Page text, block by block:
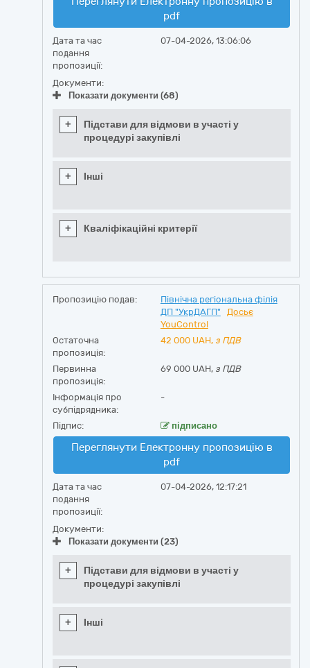
pdf
Дата та час
подання
пропозиції:
07-04-2026, 13:06:06
Документи:
Показати документи (68)
+
Підстави для відмови в участі у
процедурі закупівлі
+ Інші
+ Кваліфікаційні критерії
Пропозицію подав:
Північна регіональна філія
ДП "УкрДАГП"
Досьє
YouControl
Остаточна
пропозиція:
42 000 UAH, з ПДВ
Первинна
пропозиція:
69 000 UAH, з ПДВ
Інформація про
субпідрядника:
-
Підпис: підписано
Переглянути Електронну пропозицію в
pdf
Дата та час
подання
пропозиції:
07-04-2026, 12:17:21
Документи:
Показати документи (23)
+
Підстави для відмови в участі у
процедурі закупівлі
+ Інші